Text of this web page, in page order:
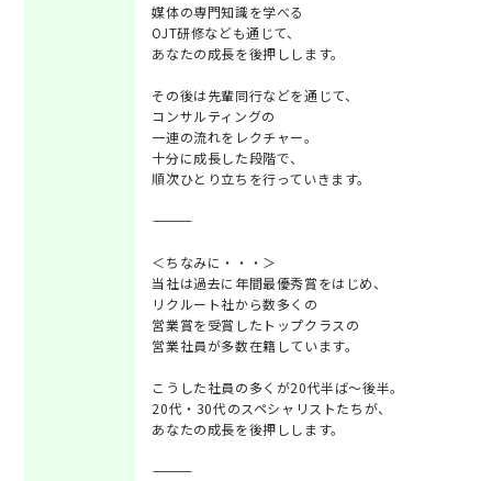
媒体の専門知識を学べる
OJT研修なども通じて、
あなたの成長を後押しします。
その後は先輩同行などを通じて、
コンサルティングの
一連の流れをレクチャー。
十分に成長した段階で、
順次ひとり立ちを行っていきます。
―――――――――
＜ちなみに・・・＞
当社は過去に年間最優秀賞をはじめ、
リクルート社から数多くの
営業賞を受賞したトップクラスの
営業社員が多数在籍しています。
こうした社員の多くが20代半ば～後半。
20代・30代のスペシャリストたちが、
あなたの成長を後押しします。
―――――――――